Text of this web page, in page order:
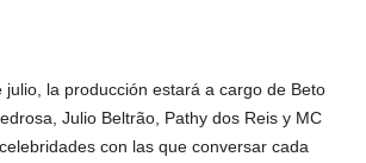
julio, la producción estará a cargo de Beto
Julio Beltrão, Pathy dos Reis y MC
con las que conversar cada